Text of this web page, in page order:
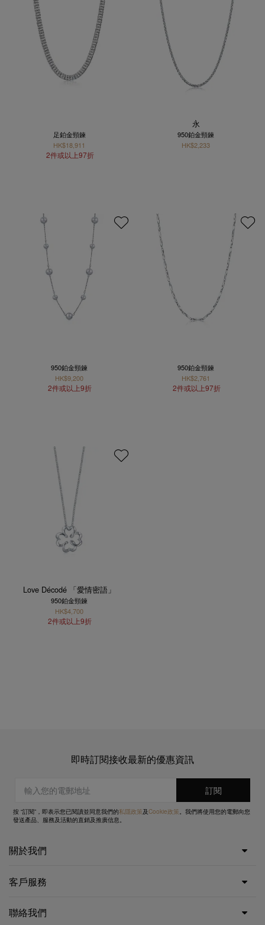
足鉑金頸鍊
HK$18,911
2件或以上97折
永
950鉑金頸鍊
HK$2,233
950鉑金頸鍊
HK$9,200
2件或以上9折
950鉑金頸鍊
HK$2,761
2件或以上97折
Love Décodé 「愛情密語」
950鉑金頸鍊
HK$4,700
2件或以上9折
即時訂閱接收最新的優惠資訊
按 “訂閱”，即表示您已閱讀並同意我們的私隱政策及Cookie政策。我們將使用您的電郵向您
發送產品、服務及活動的直銷及推廣信息。
關於我們
客戶服務
聯絡我們